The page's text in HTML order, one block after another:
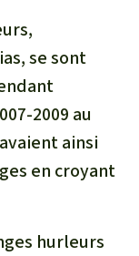
se sont
2009 au
ainsi
en croyant
hurleurs